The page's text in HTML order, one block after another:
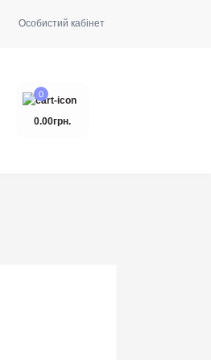
Особистий кабінет
0
0.00грн.